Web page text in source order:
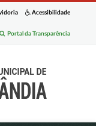
Acessibilidade
Portal da Transparência